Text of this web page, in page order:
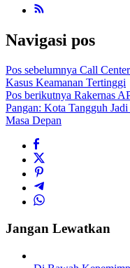
Navigasi pos
Pos sebelumnya Call
Kasus Keamanan Tertinggi
Pos berikutnya Rakernas
Pangan: Kota Tangguh
Masa Depan
Jangan Lewatkan